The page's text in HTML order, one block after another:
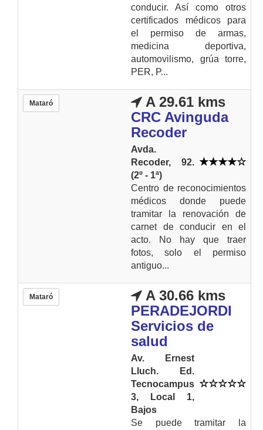
conducir. Así como otros
certificados médicos para
el permiso de armas,
medicina deportiva,
automovilismo, grúa torre,
PER, P...
Mataró
A 29.61 kms
CRC Avinguda
Recoder
Avda.
Recoder, 92.
(2º - 1ª)
Centro de reconocimientos
médicos donde puede
tramitar la renovación de
carnet de conducir en el
acto. No hay que traer
fotos, solo el permiso
antiguo...
Mataró
A 30.66 kms
PERADEJORDI
Servicios de
salud
Av. Ernest
Lluch. Ed.
Tecnocampus
3, Local 1,
Bajos
Se puede tramitar la